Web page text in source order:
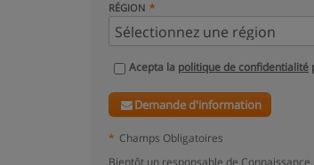
RÉGION
Acepta la politique de confidentialité
Demande d'information
* Champs Obligatoires
Bientôt un responsable de